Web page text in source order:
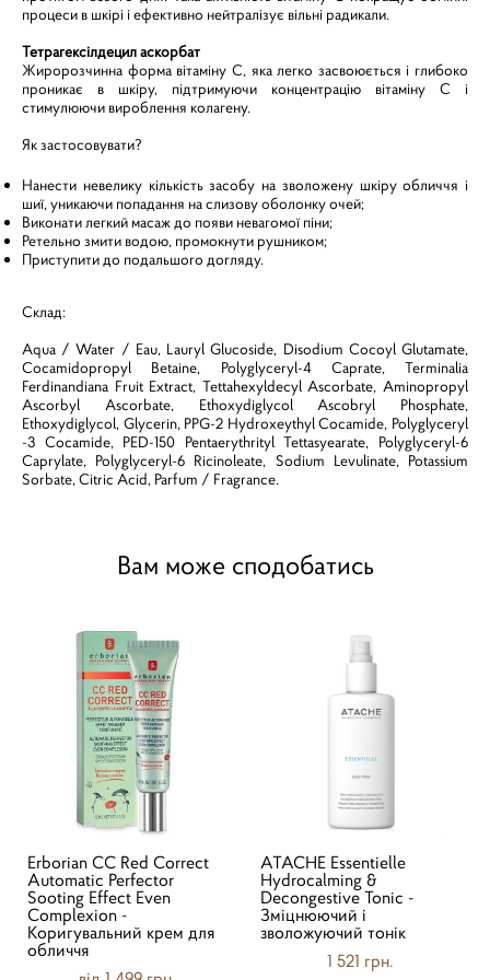
процеси в шкірі і ефективно нейтралізує вільні радикали.
Тетрагексілдецил аскорбат
Жиророзчинна форма вітаміну С, яка легко засвоюється і глибоко
проникає в шкіру, підтримуючи концентрацію вітаміну С і
стимулюючи вироблення колагену.
Як застосовувати?
Нанести невелику кількість засобу на зволожену шкіру обличчя і
шиї, уникаючи попадання на слизову оболонку очей;
Виконати легкий масаж до появи невагомої піни;
Ретельно змити водою, промокнути рушником;
Приступити до подальшого догляду.
Склад:
Aqua / Water / Eau, Lauryl Glucoside, Disodium Cocoyl Glutamate,
Cocamidopropyl Betaine, Polyglyceryl-4 Caprate, Terminalia
Ferdinandiana Fruit Extract, Tettahexyldecyl Ascorbate, Aminopropyl
Ascorbyl Ascorbate, Ethoxydiglycol Ascobryl Phosphate,
Ethoxydiglycol, Glycerin, PPG-2 Hydroxeythyl Cocamide, Polyglyceryl
-3 Cocamide, PED-150 Pentaerythrityl Tettasyearate, Polyglyceryl-6
Caprylate, Polyglyceryl-6 Ricinoleate, Sodium Levulinate, Potassium
Sorbate, Citric Acid, Parfum / Fragrance.
Вам може сподобатись
Erborian СС Red Correct
Automatic Perfector
Sooting Effect Even
Complexion -
Коригувальний крем для
обличчя
ATACHE Essentielle
Hydrocalming &
Decongestive Tonic -
Зміцнюючий і
зволожуючий тонік
1 521 грн.